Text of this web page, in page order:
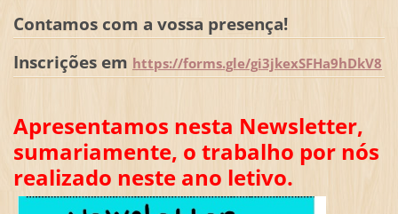
Contamos com a vossa presença!
Inscrições em https://forms.gle/gi3jkexSFHa9hDkV8
Apresentamos nesta Newsletter,
sumariamente, o trabalho por nós
realizado neste ano letivo.